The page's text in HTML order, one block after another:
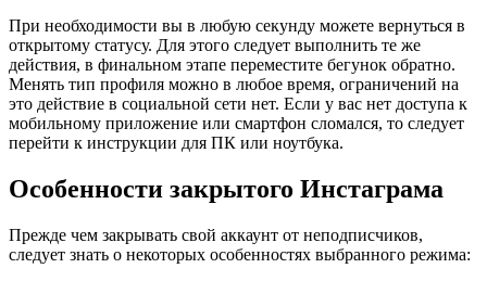
При необходимости вы в любую секунду можете вернуться в
открытому статусу. Для этого следует выполнить те же
действия, в финальном этапе переместите бегунок обратно.
Менять тип профиля можно в любое время, ограничений на
это действие в социальной сети нет. Если у вас нет доступа к
мобильному приложение или смартфон сломался, то следует
перейти к инструкции для ПК или ноутбука.
Особенности закрытого Инстаграма
Прежде чем закрывать свой аккаунт от неподписчиков,
следует знать о некоторых особенностях выбранного режима: